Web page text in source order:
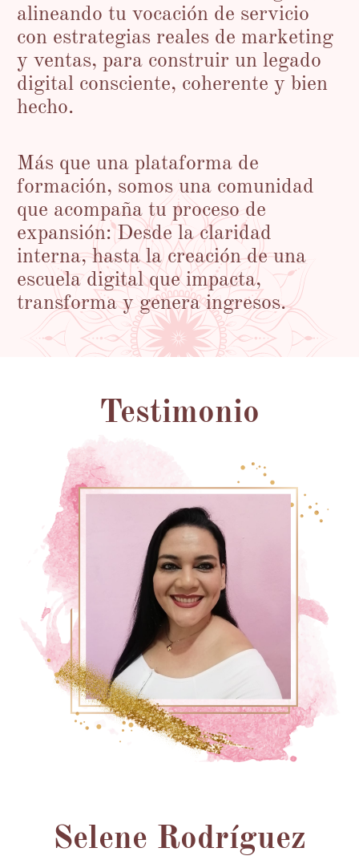
alineando tu vocación de servicio
con estrategias reales de marketing
y ventas, para construir un legado
digital consciente, coherente y bien
hecho.
Más que una plataforma de
formación, somos una comunidad
que acompaña tu proceso de
expansión: Desde la claridad
interna, hasta la creación de una
escuela digital que impacta,
transforma y genera ingresos.
Testimonio
Selene Rodríguez